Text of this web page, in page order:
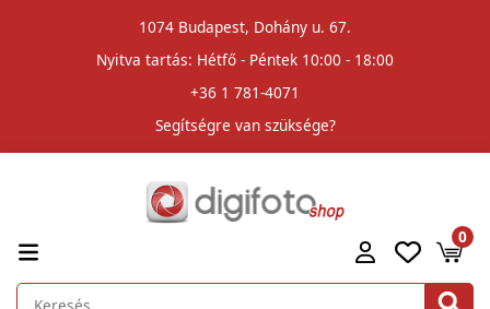
1074 Budapest, Dohány u. 67.
Nyitva tartás: Hétfő - Péntek 10:00 - 18:00
+36 1 781-4071
Segítségre van szüksége?
0